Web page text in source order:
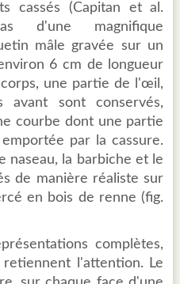
cassés (Capitan et al.
d'une magnifique
mâle gravée sur un
6 cm de longueur
corps, une partie de l'œil,
sont conservés,
courbe dont une partie
par la cassure.
naseau, la barbiche et le
de manière réaliste sur
en bois de renne (fig.
complètes,
l'attention. Le